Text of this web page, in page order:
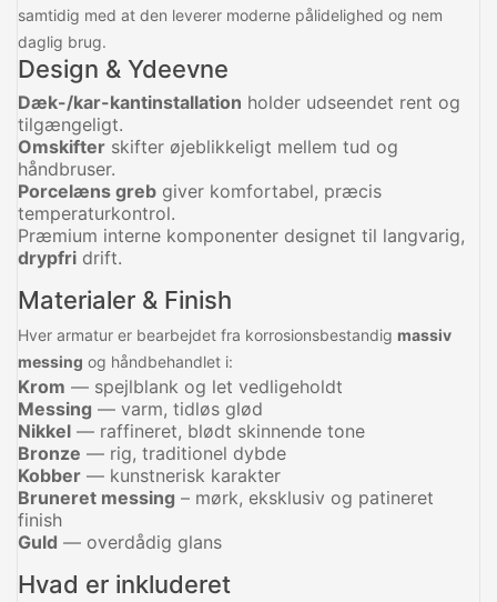
samtidig med at den leverer moderne pålidelighed og nem
daglig brug.
Design & Ydeevne
Dæk-/kar-kantinstallation holder udseendet rent og
tilgængeligt.
Omskifter skifter øjeblikkeligt mellem tud og
håndbruser.
Porcelæns greb giver komfortabel, præcis
temperaturkontrol.
Præmium interne komponenter designet til langvarig,
drypfri drift.
Materialer & Finish
Hver armatur er bearbejdet fra korrosionsbestandig massiv
messing og håndbehandlet i:
Krom — spejlblank og let vedligeholdt
Messing — varm, tidløs glød
Nikkel — raffineret, blødt skinnende tone
Bronze — rig, traditionel dybde
Kobber — kunstnerisk karakter
Bruneret messing – mørk, eksklusiv og patineret
finish
Guld — overdådig glans
Hvad er inkluderet